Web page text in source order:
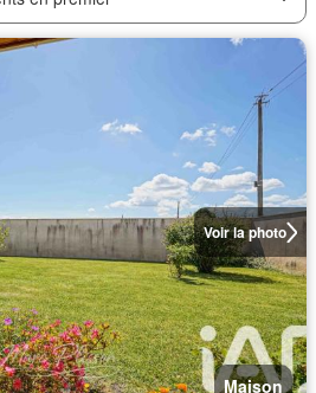
Voir la photo
Maison